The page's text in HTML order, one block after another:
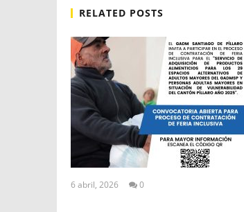
RELATED POSTS
6 abril, 2026
0